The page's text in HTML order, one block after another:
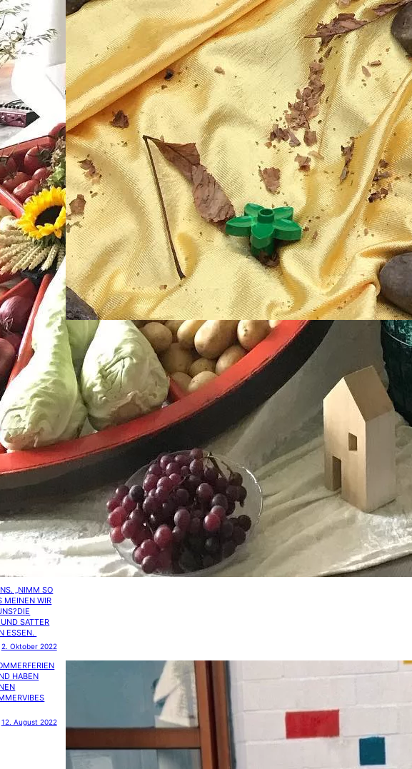
„NIMM SO
MEINEN WIR
SATTER
ESSEN.
2. Oktober 2022
HEUTE IN DER #JUNGSCHAR. WELCHE GESCHICHTE WIRD DAS WOHL?
1. September 2022
HABEN
G
#
12. August 2022